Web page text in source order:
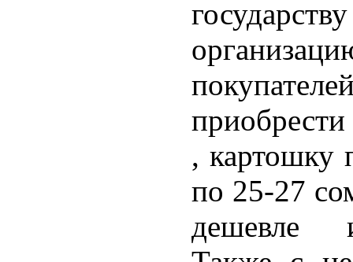
, картошку
по 25-27
дешевле